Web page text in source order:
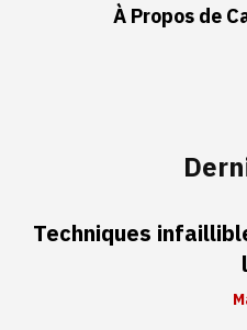
À Propos de
Techniques